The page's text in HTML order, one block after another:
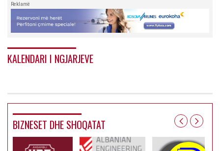
Reklamë
KALENDARI I NGJARJEVE
BIZNESET DHE SHOQATAT